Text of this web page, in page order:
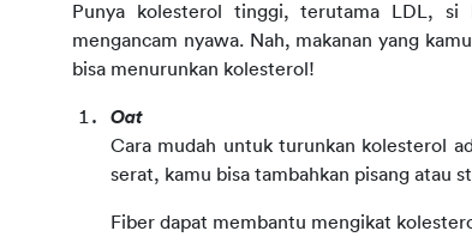
Punya kolesterol tinggi, terutama LDL, si
mengancam nyawa. Nah, makanan yang
bisa menurunkan kolesterol!
Oat
Cara mudah untuk turunkan kolesterol
serat, kamu bisa tambahkan pisang atau
Fiber dapat membantu mengikat